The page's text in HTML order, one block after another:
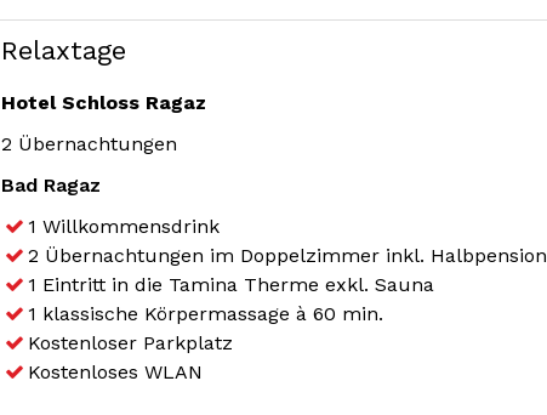
Relaxtage
Hotel Schloss Ragaz
2 Übernachtungen
Bad Ragaz
1 Willkommensdrink
2 Übernachtungen im Doppelzimmer inkl. Halbpension
1 Eintritt in die Tamina Therme exkl. Sauna
1 klassische Körpermassage à 60 min.
Kostenloser Parkplatz
Kostenloses WLAN